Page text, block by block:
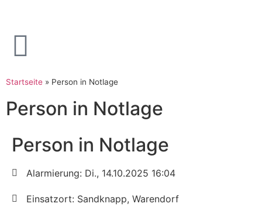
Startseite » Person in Notlage
Person in Notlage
Person in Notlage
Alarmierung: Di., 14.10.2025 16:04
Einsatzort: Sandknapp, Warendorf